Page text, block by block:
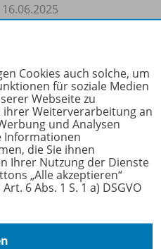
16.06.2025
PDF-Dokument
lösen die Kinder
bzw. die Lösung
auseinanderzusetzen.
Cookies auch solche, um
für soziale Medien
Webseite zu
ihrer Weiterverarbeitung an
und Analysen
Informationen
die Sie ihnen
Ihrer Nutzung der Dienste
„Alle akzeptieren“
6 Abs. 1 S. 1 a) DSGVO